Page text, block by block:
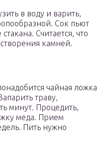
в воду и варить,
Сок пьют
Считается, что
камней.
чайная ложка
траву,
минут. Процедить,
меда. Прием
Пить нужно